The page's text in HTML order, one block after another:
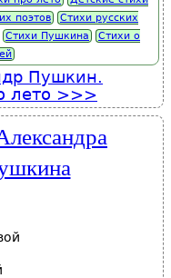
поэтов
Стихи русских
Стихи Пушкина
Стихи о
Пушкин.
лето